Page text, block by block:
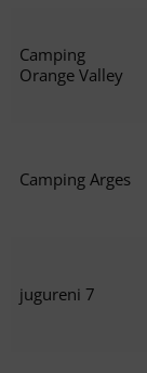
Camping
Orange Valley
Camping Arges
jugureni 7